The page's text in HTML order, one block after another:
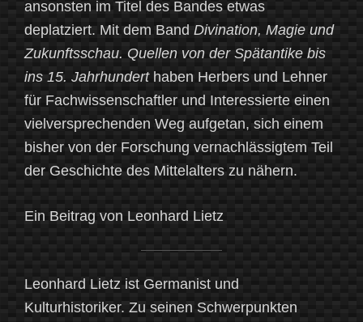
ansonsten im Titel des Bandes etwas
deplatziert. Mit dem Band Divination, Magie und
Zukunftsschau. Quellen von der Spätantike bis
ins 15. Jahrhundert haben Herbers und Lehner
für Fachwissenschaftler und Interessierte einen
vielversprechenden Weg aufgetan, sich einem
bisher von der Forschung vernachlässigtem Teil
der Geschichte des Mittelalters zu nähern.
Ein Beitrag von Leonhard Lietz
Leonhard Lietz ist Germanist und
Kulturhistoriker. Zu seinen Schwerpunkten